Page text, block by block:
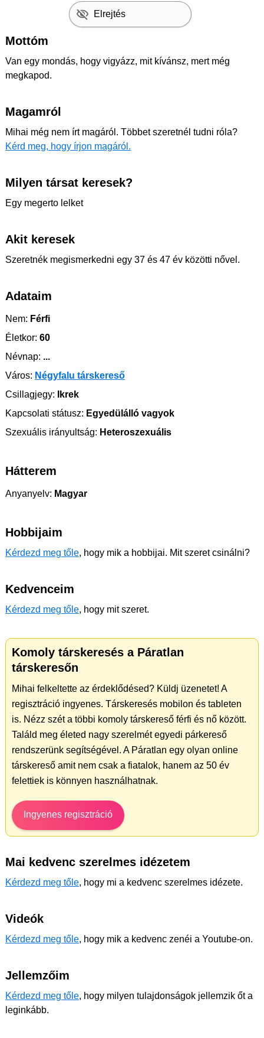
Elrejtés
Mottóm
Van egy mondás, hogy vigyázz, mit kívánsz, mert még
megkapod.
Magamról
Mihai még nem írt magáról. Többet szeretnél tudni róla?
Kérd meg, hogy írjon magáról.
Milyen társat keresek?
Egy megerto lelket
Akit keresek
Szeretnék megismerkedni egy 37 és 47 év közötti nővel.
Adataim
Nem: Férfi
Életkor: 60
Névnap: ...
Város: Négyfalu társkereső
Csillagjegy: Ikrek
Kapcsolati státusz: Egyedülálló vagyok
Szexuális irányultság: Heteroszexuális
Hátterem
Anyanyelv: Magyar
Hobbijaim
Kérdezd meg tőle, hogy mik a hobbijai. Mit szeret csinálni?
Kedvenceim
Kérdezd meg tőle, hogy mit szeret.
Komoly társkeresés a Páratlan
társkeresőn
Mihai felkeltette az érdeklődésed? Küldj üzenetet! A
regisztráció ingyenes. Társkeresés mobilon és tableten
is. Nézz szét a többi komoly társkereső férfi és nő között.
Találd meg életed nagy szerelmét egyedi párkereső
rendszerünk segítségével. A Páratlan egy olyan online
társkereső amit nem csak a fiatalok, hanem az 50 év
felettiek is könnyen használhatnak.
Ingyenes regisztráció
Mai kedvenc szerelmes idézetem
Kérdezd meg tőle, hogy mi a kedvenc szerelmes idézete.
Videók
Kérdezd meg tőle, hogy mik a kedvenc zenéi a Youtube-on.
Jellemzőim
Kérdezd meg tőle, hogy milyen tulajdonságok jellemzik őt a
leginkább.